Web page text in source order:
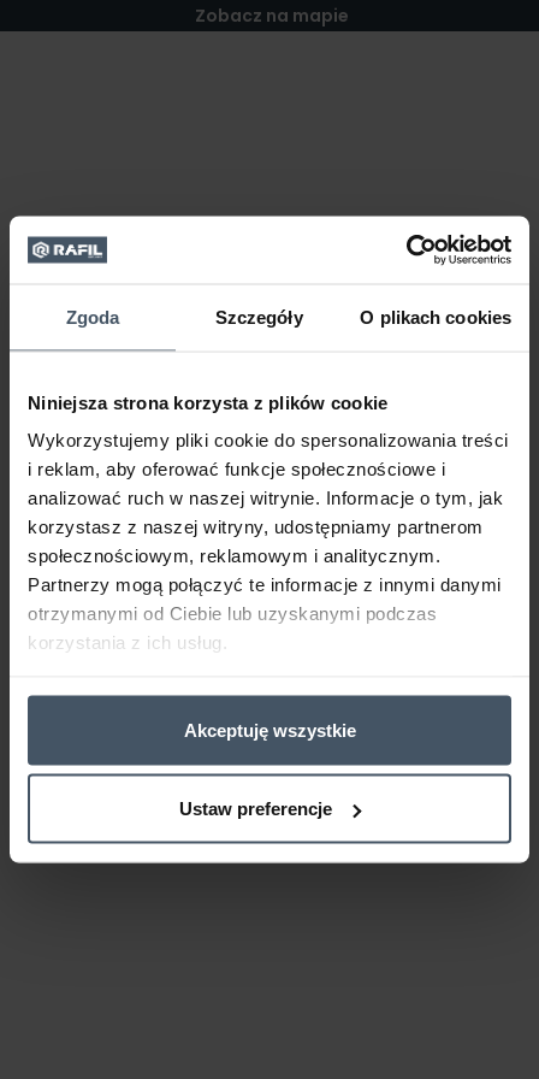
Zgoda Szczegóły O plikach cookies
Niniejsza strona korzysta z plików cookie
Wykorzystujemy pliki cookie do spersonalizowania treści
i reklam, aby oferować funkcje społecznościowe i
analizować ruch w naszej witrynie. Informacje o tym, jak
korzystasz z naszej witryny, udostępniamy partnerom
społecznościowym, reklamowym i analitycznym.
Partnerzy mogą połączyć te informacje z innymi danymi
otrzymanymi od Ciebie lub uzyskanymi podczas
korzystania z ich usług.
Akceptuję wszystkie
Ustaw preferencje
Zobacz na mapie